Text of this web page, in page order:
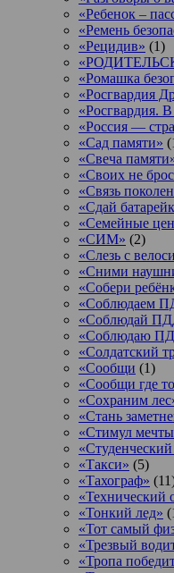
«Ребенок –
«Ремень
«Рецидив» (1)
«Ромашка
«Росгвардия
«Росгвардия.
«Россия —
«Сад памяти»
«Свеча
«Своих не
«Связь
«Сдай
«Семейные
«СИМ» (2)
«Слезь с
«Сними
«Собери
«Соблюдаем
«Соблюдай
«Соблюдаю
«Солдатский
«Сообщи (1)
«Сообщи где
«Сохраним
«Стань
«Стимул
«Студенческий
«Такси» (5)
«Тахограф»
«Технический
«Тонкий лед»
«Тот самый
«Трезвый
«Тропа